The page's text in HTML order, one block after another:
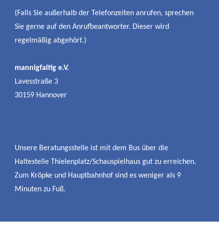
(Falls Sie außerhalb der Telefonzeiten anrufen, sprechen
Sie gerne auf den Anrufbeantworter. Dieser wird
regelmäßig abgehört.)
mannigfaltig e.V.
Lavesstraße 3
30159 Hannover
Unsere Beratungsstelle ist mit dem Bus über die
Haltestelle Thielenplatz/Schauspielhaus gut zu erreichen.
Zum Kröpke und Hauptbahnhof sind es weniger als 9
Minuten zu Fuß.